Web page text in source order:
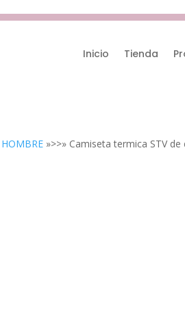
Inicio Tienda
HOMBRE »>>» Camiseta termica STV